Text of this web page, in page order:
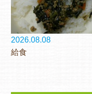
2026.08.08
給食